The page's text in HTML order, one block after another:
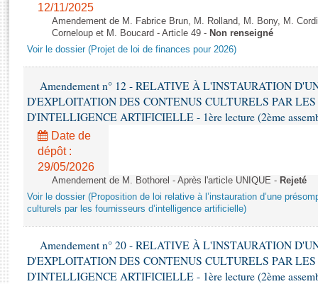
Rapports d'information
Rapports d'enquête
Rapports sur l'application des lois
Baromètre de l’application des lois
Dossiers législatifs
Budget et sécurité sociale
Questions écrites et orales
Comptes rendus des débats
Anciennes législatures
Liens vers les sites publics
12/11/2025
Amendement de M. Fabrice Brun, M. Rolland, M. Bony, M.
Corneloup et M. Boucard - Article 49 - Non renseigné
Voir le dossier (Projet de loi de finances pour 2026)
Amendement n° 12 - RELATIVE À L'INSTAURATION
D'EXPLOITATION DES CONTENUS CULTURELS PAR LES
D'INTELLIGENCE ARTIFICIELLE - 1ère lecture (2ème
Date de
dépôt :
29/05/2026
Amendement de M. Bothorel - Après l'article UNIQUE - Rejeté
Voir le dossier (Proposition de loi relative à l’instauration d’une
culturels par les fournisseurs d’intelligence artificielle)
Amendement n° 20 - RELATIVE À L'INSTAURATION
D'EXPLOITATION DES CONTENUS CULTURELS PAR LES
D'INTELLIGENCE ARTIFICIELLE - 1ère lecture (2ème